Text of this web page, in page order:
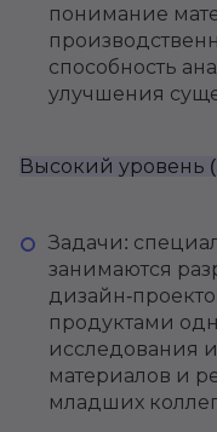
понимание
способность
улучшения
Высокий уровень
Задачи:
занимаются
дизайн-
продуктами
исследования
материалов и
младших